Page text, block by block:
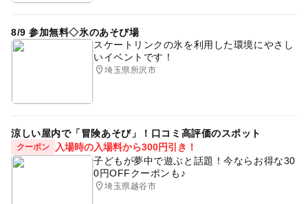
8/9 参加無料◇氷のあそび場
スケートリンクの氷を利用した環境にやさし
いイベントです！
埼玉県所沢市
涼しい屋内で「冒険あそび」！口コミ高評価のスポット
クーポン
入場時の入場料から300円引き！
子どもが夢中で遊ぶと話題！今ならお得な30
0円OFFクーポンも♪
埼玉県越谷市